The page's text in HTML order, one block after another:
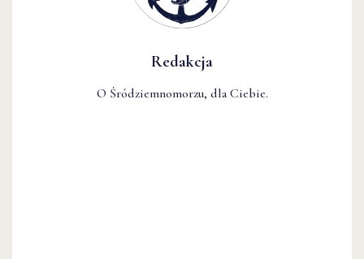
Redakcja
O Śródziemnomorzu, dla Ciebie.